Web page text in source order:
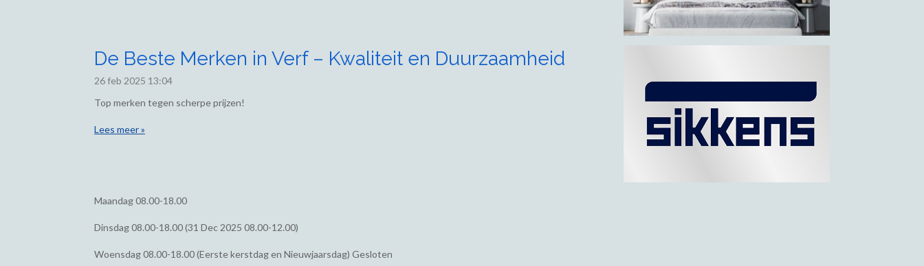
De Beste Merken in Verf – Kwaliteit en Duurzaamheid
26 feb 2025 13:04
Top merken tegen scherpe prijzen!
Lees meer »
Maandag08.00-18.00
Dinsdag08.00-18.00 (31 Dec 2025 08.00-12.00)
Woensdag08.00-18.00 (Eerste kerstdag en Nieuwjaarsdag) Gesloten